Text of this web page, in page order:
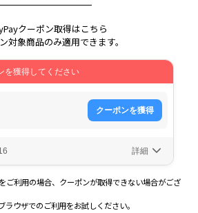
クーポン取得はこちら
対象商品のみ適用できます。
ご利用の場合、クーポンが取得できない場合がござ
ラウザでのご利用をお試しください。